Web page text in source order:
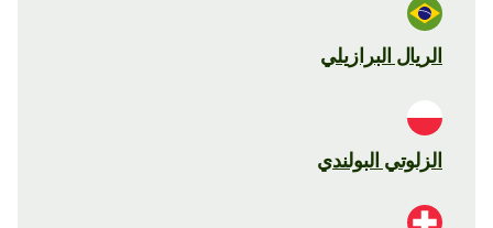
الريال البرازيلي
الزلوتي البولندي